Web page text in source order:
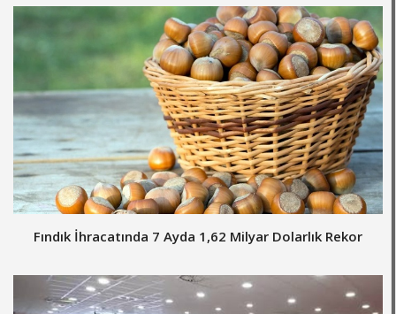
Fındık İhracatında 7 Ayda 1,62 Milyar Dolarlık Rekor